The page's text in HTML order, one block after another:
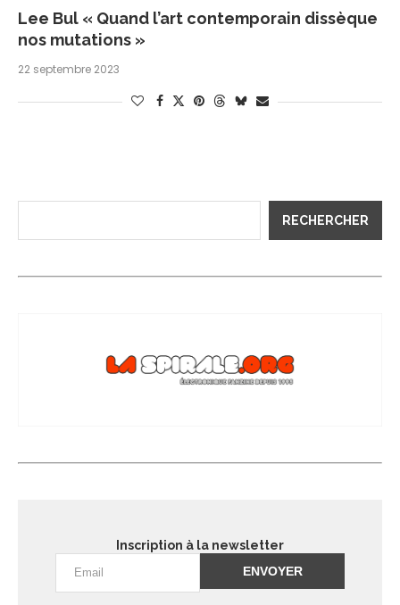
Lee Bul « Quand l’art contemporain dissèque
nos mutations »
22 septembre 2023
RECHERCHER
Inscription à la newsletter